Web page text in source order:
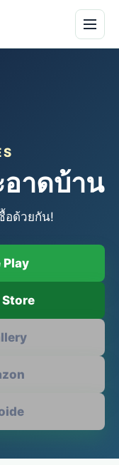
อาดบ้าน
อด้วยกัน!
Play